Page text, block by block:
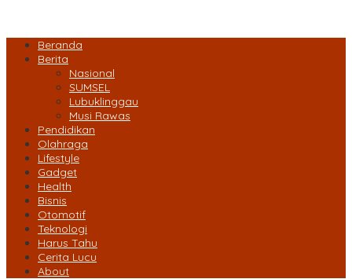
Beranda
Berita
Nasional
SUMSEL
Lubuklinggau
Musi Rawas
Pendidikan
Olahraga
Lifestyle
Gadget
Health
Bisnis
Otomotif
Teknologi
Harus Tahu
Cerita Lucu
About